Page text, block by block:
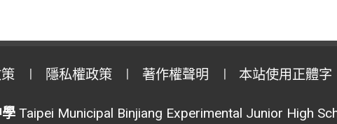
隱私權政策 著作權聲明 本站使用正體字
Taipei Municipal Binjiang Experimental Junior High